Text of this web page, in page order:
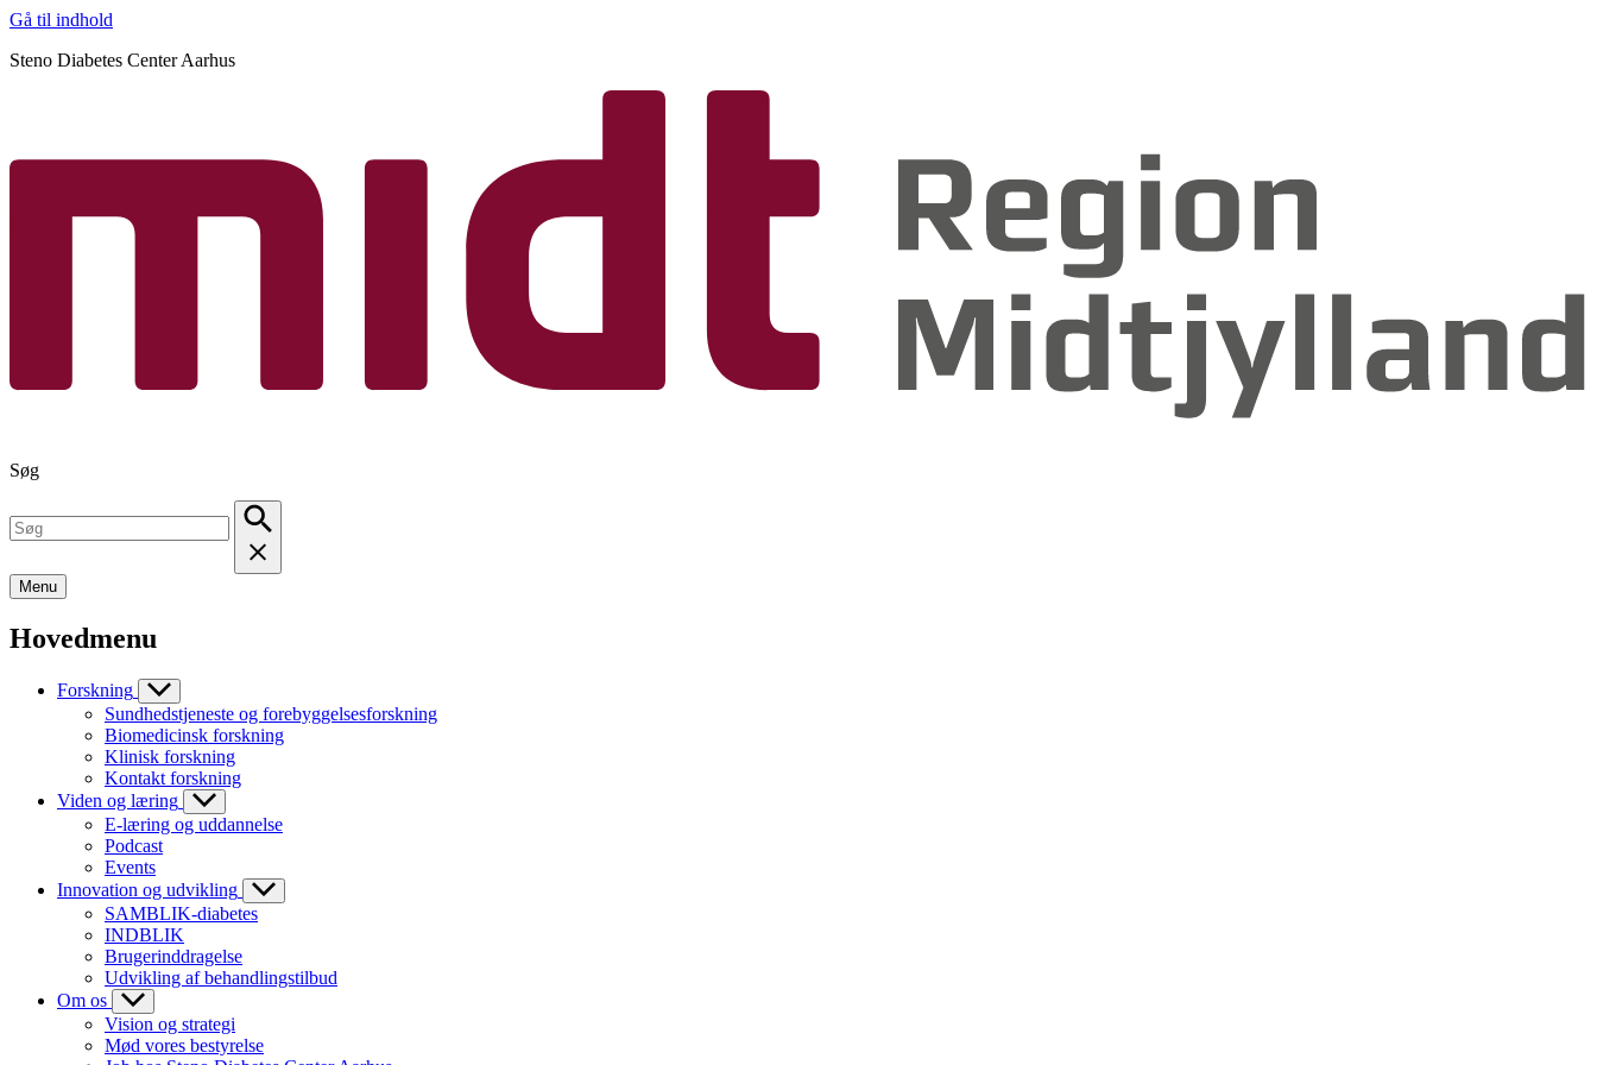
Gå til indhold
Steno Diabetes Center Aarhus
Søg
Menu
Hovedmenu
Forskning
Sundhedstjeneste og forebyggelsesforskning
Biomedicinsk forskning
Klinisk forskning
Kontakt forskning
Viden og læring
E-læring og uddannelse
Podcast
Events
Innovation og udvikling
SAMBLIK-diabetes
INDBLIK
Brugerinddragelse
Udvikling af behandlingstilbud
Om os
Vision og strategi
Mød vores bestyrelse